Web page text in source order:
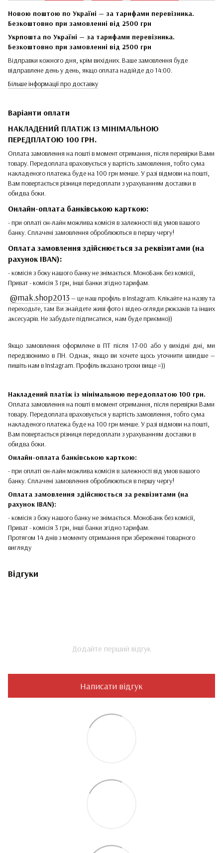
Новою поштою по Україні — за тарифами перевізника.
Безкоштовно при замовленні від 2500 грн
Укрпошта по Україні — за тарифами перевізника.
Безкоштовно при замовленні від 2500 грн
Відправки кожного дня, крім вихідних. Ваше замовлення буде
відправлене день у день, якщо оплата надійде до 14:00.
Більше інформації про доставку
Варіанти оплати
НАКЛАДЕНИЙ ПЛАТІЖ ІЗ МІНІМАЛЬНОЮ
ПЕРЕДПЛАТОЮ 100 ГРН.
Оплата замовлення на пошті в момент отримання, після перевірки Вами
товару. Передоплата враховується у вартість замовлення, тобто сума
накладеного платежа буде на 100 грн менше. У разі відмови на пошті,
Вам повертається різниця передоплати з урахуванням доставки в
обидва боки.
Онлайн-оплата банківською карткою:
- при оплаті он-лайн можлива комісія в залежності від умов вашого
банку. Сплачені замовлення оброблюються в першу чергу!
Оплата замовлення здійснюється за реквізитами (на
рахунок IBAN):
- комісія з боку нашого банку не знімається. МоноБанк без комісії,
Приват - комісія 3 грн, інші банки згідно тарифам.
@mak.shop2013 — це наш профіль в Instagram. Клікайте на назву та
переходьте, там Ви знайдете живі фото і відео-огляди рюкзаків та інших
аксесуарів. Не забудьте підписатися, нам буде приємно))
Якщо замовлення оформлене в ПТ після 17-00 або у вихідні дні, ми
передзвонимо в ПН. Однак, якщо ви хочете щось уточнити швидше —
пишіть нам в Instagram. Профіль вказано трохи вище =))
Накладений платіж із мінімальною передоплатою 100 грн.
Оплата замовлення на пошті в момент отримання, після перевірки Вами
товару. Передоплата враховується у вартість замовлення, тобто сума
накладеного платежа буде на 100 грн менше. У разі відмови на пошті,
Вам повертається різниця передоплати з урахуванням доставки в
обидва боки.
Онлайн-оплата банківською карткою:
- при оплаті он-лайн можлива комісія в залежності від умов вашого
банку. Сплачені замовлення оброблюються в першу чергу!
Оплата замовлення здійснюється за реквізитами (на
рахунок IBAN):
- комісія з боку нашого банку не знімається. МоноБанк без комісії,
Приват - комісія 3 грн, інші банки згідно тарифам.
Протягом 14 днів з моменту отримання при збереженні товарного
вигляду
Відгуки
Додайте перший відгук
Написати відгук